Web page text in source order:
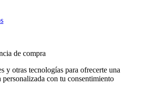
de compra
y otras tecnologías para ofrecerte una
con tu consentimiento